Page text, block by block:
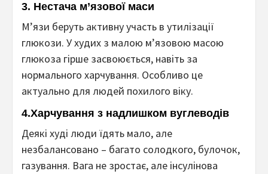
3. Нестача м’язової маси
М’язи беруть активну участь в утилізації
глюкози. У худих з малою м’язовою масою
глюкоза гірше засвоюється, навіть за
нормального харчування. Особливо це
актуально для людей похилого віку.
4.Харчування з надлишком вуглеводів
Деякі худі люди їдять мало, але
незбалансовано – багато солодкого, булочок,
газування. Вага не зростає, але інсулінова